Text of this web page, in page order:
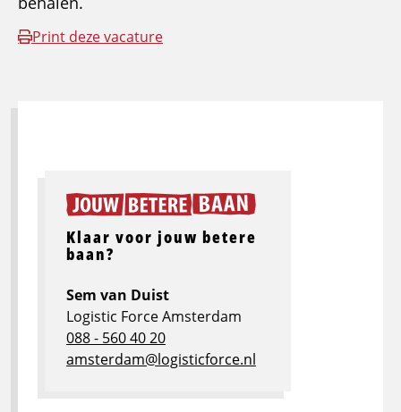
Print deze vacature
Klaar voor jouw betere
baan?
Sem van Duist
Logistic Force Amsterdam
088 - 560 40 20
amsterdam@logisticforce.nl